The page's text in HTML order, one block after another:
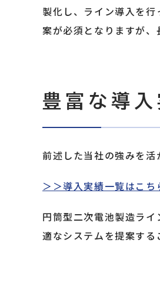
製化し、ライン導入を
案が必須となりますが、
豊富な導
前述した当社の強みを
＞＞導入実績一覧はこち
円筒型二次電池製造ラ
適なシステムを提案する